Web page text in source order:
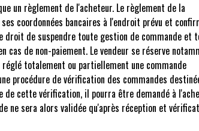
un règlement de l'acheteur. Le règlement de la
coordonnées bancaires à l'endroit prévu et
droit de suspendre toute gestion de commande et
de non-paiement. Le vendeur se réserve
totalement ou partiellement une commande
procédure de vérification des commandes
de cette vérification, il pourra être demandé à
ne sera alors validée qu'après réception et